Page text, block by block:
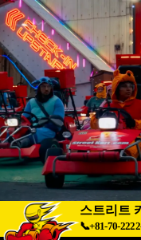
스트리트
📞+81-70-